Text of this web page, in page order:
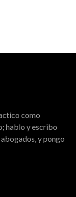
como
hablo y escribo
y pongo